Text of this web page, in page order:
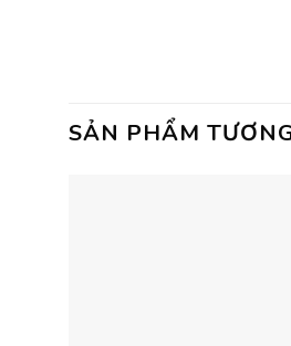
SẢN PHẨM